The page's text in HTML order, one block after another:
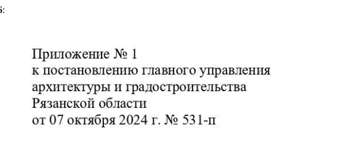
: